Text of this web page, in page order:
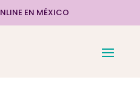
EN MÉXICO